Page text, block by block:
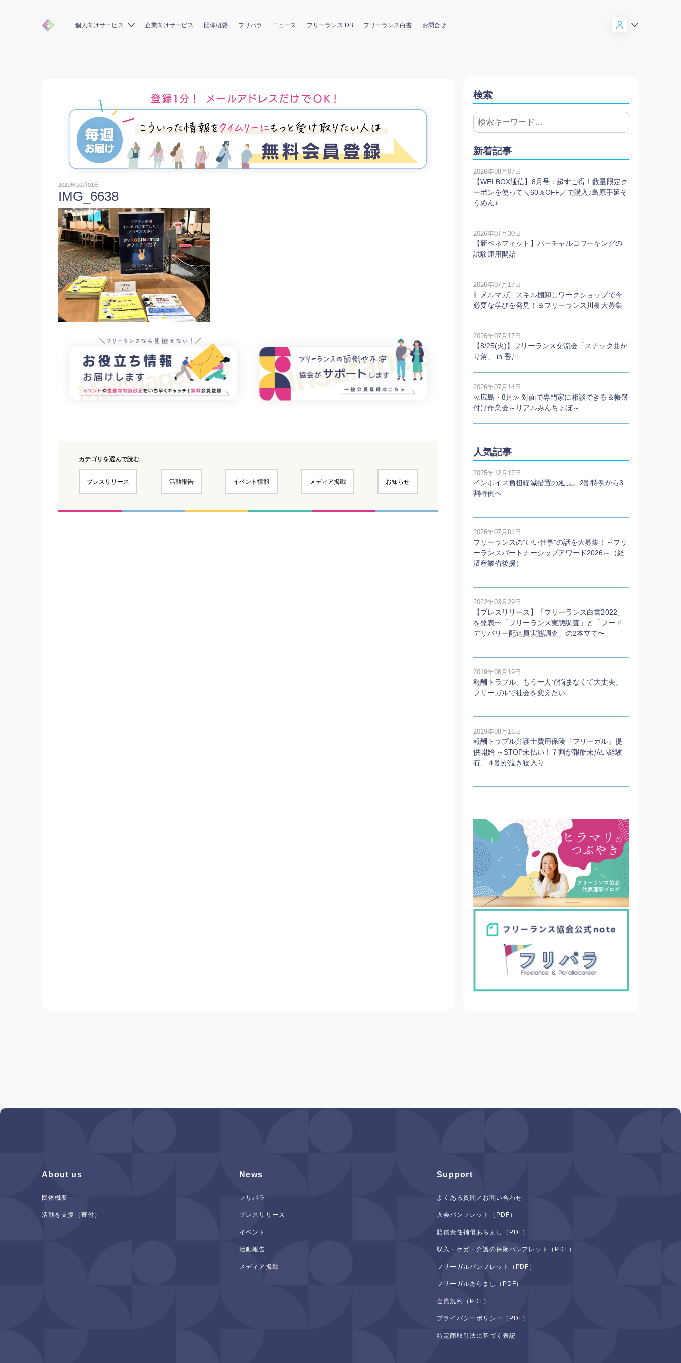
個人向けサービス 企業向けサービス 団体概要 フリパラ ニュース フリーランス DB フリーランス白書 お問合せ
2021年10月01日
IMG_6638
カテゴリを選んで読む
プレスリリース 活動報告 イベント情報 メディア掲載 お知らせ
検索
新着記事
2026年08月07日
【WELBOX通信】8月号：超すご得！数量限定ク
ーポンを使って＼60％OFF／で購入♪島原手延そ
うめん♪
2026年07月30日
【新ベネフィット】バーチャルコワーキングの
試験運用開始
2026年07月17日
〖メルマガ〗スキル棚卸しワークショップで今
必要な学びを発見！＆フリーランス川柳大募集
2026年07月17日
【8/25(火)】フリーランス交流会「スナック曲が
り角」 in 香川
2026年07月14日
≪広島・8月≫ 対面で専門家に相談できる＆帳簿
付け作業会～リアルみんちょぼ～
人気記事
2025年12月17日
インボイス負担軽減措置の延長。2割特例から3
割特例へ
2026年07月01日
フリーランスの”いい仕事”の話を大募集！～フリ
ーランスパートナーシップアワード2026～（経
済産業省後援）
2022年03月29日
【プレスリリース】「フリーランス白書2022」
を発表〜「フリーランス実態調査」と「フード
デリバリー配達員実態調査」の2本⽴て〜
2019年08月19日
報酬トラブル、もう一人で悩まなくて大丈夫。
フリーガルで社会を変えたい
2019年08月16日
報酬トラブル弁護士費用保険『フリーガル』提
供開始 ～STOP未払い！７割が報酬未払い経験
有、４割が泣き寝入り
About us
団体概要
活動を支援（寄付）
News
フリパラ
プレスリリース
イベント
活動報告
メディア掲載
Support
よくある質問／お問い合わせ
入会パンフレット（PDF）
賠償責任補償あらまし（PDF）
収入・ケガ・介護の保険パンフレット（PDF）
フリーガルパンフレット（PDF）
フリーガルあらまし（PDF）
会員規約（PDF）
プライバシーポリシー（PDF）
特定商取引法に基づく表記